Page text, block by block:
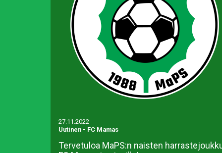
27.11.2022
Uutinen - FC Mamas
Tervetuloa MaPS:n naisten